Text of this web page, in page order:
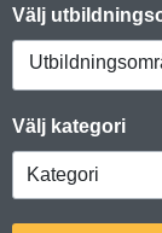
Välj
Välj kategori